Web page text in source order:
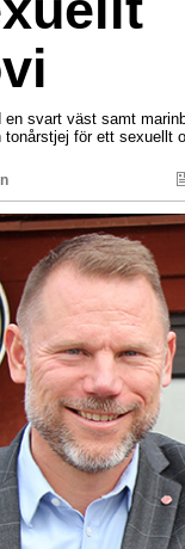
en svart väst samt
för ett sexuellt